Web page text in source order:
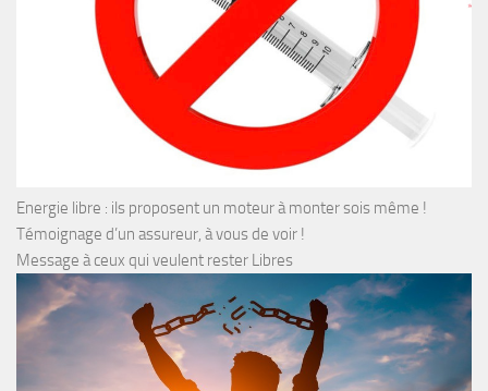
Energie libre : ils proposent un moteur à monter sois même !
Témoignage d’un assureur, à vous de voir !
Message à ceux qui veulent rester Libres